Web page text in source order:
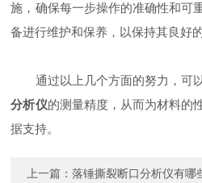
施，确保每一步操作的准确性和可
备进行维护和保养，以保持其良好
通过以上几个方面的努力，可
分析仪的测量精度，从而为材料的
据支持。
上一篇：落锤撕裂断口分析仪有哪